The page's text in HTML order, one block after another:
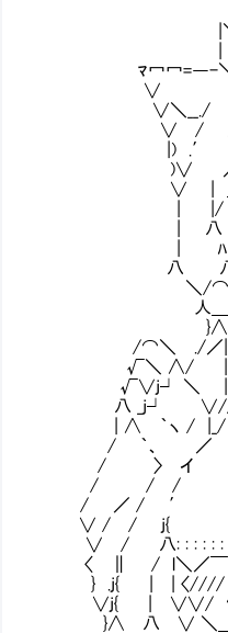
／⌒＼/
|＼/ / |,
| ＼/⌒ﾏ
ﾏ冖冖=―-＼＞
∨ ＼
∨＼__./ ∧_/
∨ / / √｀
|) .′ |
)∨ ／⌒| |
∨ | ＿___〉
| |/
| 八 ,≫==ミ ,
| ﾊ"" 、
八 八 ∨ ⌒|
＼/⌒＼ ＼
人＿_丿≧ _
}∧ {／{＿__
/⌒＼ ./／| |//∧
√＼ ∧/ | |////
√∨j┘ ＼ | |∨////
八 _j┘ ∨// ＼
| ∧ ｀ヽ / |_/
/ ｀、
/ 〉 イ
/ / /
/ ／ /
∨ / / j{
∨ / 八: : : : : : |/// | :
〈 ∥ / l＼／￣二ﾆ
} .j{ | | 〈////
∨j{ | ∨∨/ ⌒ﾆ=- ＿
}∧ 八 ∨ ＼＿／￣￣